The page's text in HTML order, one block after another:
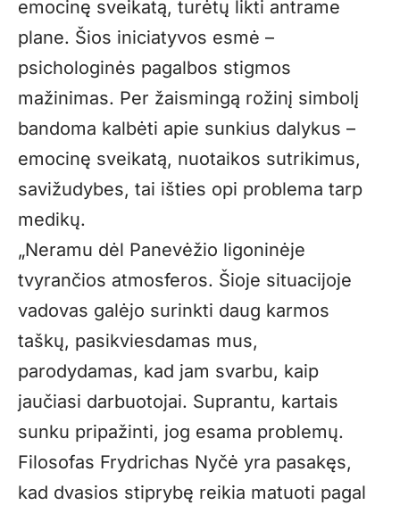
emocinę sveikatą, turėtų likti antrame
plane. Šios iniciatyvos esmė –
psichologinės pagalbos stigmos
mažinimas. Per žaismingą rožinį simbolį
bandoma kalbėti apie sunkius dalykus –
emocinę sveikatą, nuotaikos sutrikimus,
savižudybes, tai išties opi problema tarp
medikų.
„Neramu dėl Panevėžio ligoninėje
tvyrančios atmosferos. Šioje situacijoje
vadovas galėjo surinkti daug karmos
taškų, pasikviesdamas mus,
parodydamas, kad jam svarbu, kaip
jaučiasi darbuotojai. Suprantu, kartais
sunku pripažinti, jog esama problemų.
Filosofas Frydrichas Nyčė yra pasakęs,
kad dvasios stiprybę reikia matuoti pagal